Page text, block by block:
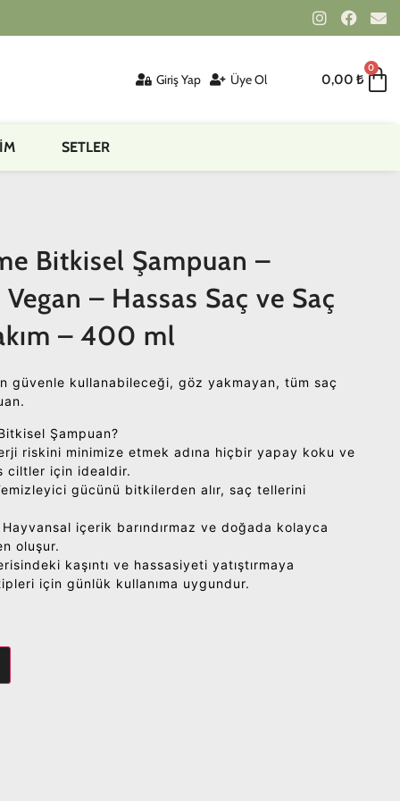
Giriş Yap Üye Ol 0,00 ₺
0
SETLER
Bitkisel Şampuan –
– Hassas Saç ve Saç
– 400 ml
güvenle kullanabileceği, göz yakmayan, tüm saç
Şampuan?
riskini minimize etmek adına hiçbir yapay koku ve
ciltler için idealdir.
gücünü bitkilerden alır, saç tellerini
içerik barındırmaz ve doğada kolayca
oluşur.
kaşıntı ve hassasiyeti yatıştırmaya
için günlük kullanıma uygundur.